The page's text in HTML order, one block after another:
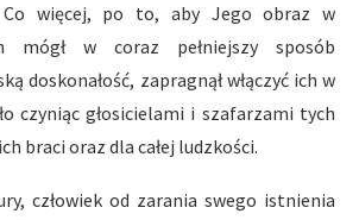
Co więcej, po to, aby Jego obraz w
mógł w coraz pełniejszy sposób
doskonałość, zapragnął włączyć ich w
czyniąc głosicielami i szafarzami tych
braci oraz dla całej ludzkości.
człowiek od zarania swego istnienia